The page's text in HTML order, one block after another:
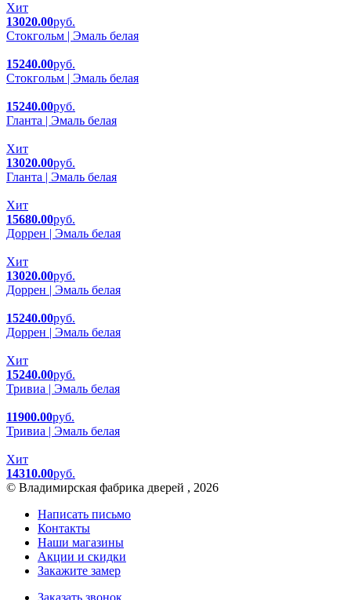
Хит
13020.00руб.
Стокгольм | Эмаль белая
15240.00руб.
Стокгольм | Эмаль белая
15240.00руб.
Гланта | Эмаль белая
Хит
13020.00руб.
Гланта | Эмаль белая
Хит
15680.00руб.
Доррен | Эмаль белая
Хит
13020.00руб.
Доррен | Эмаль белая
15240.00руб.
Доррен | Эмаль белая
Хит
15240.00руб.
Тривиа | Эмаль белая
11900.00руб.
Тривиа | Эмаль белая
Хит
14310.00руб.
© Владимирская фабрика дверей , 2026
Написать письмо
Контакты
Наши магазины
Акции и скидки
Закажите замер